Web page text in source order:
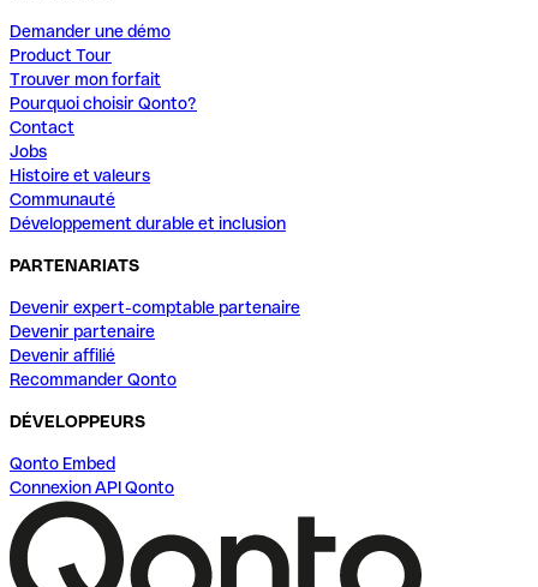
Demander une démo
Product Tour
Trouver mon forfait
Pourquoi choisir Qonto?
Contact
Jobs
Histoire et valeurs
Communauté
Développement durable et inclusion
PARTENARIATS
Devenir expert-comptable partenaire
Devenir partenaire
Devenir affilié
Recommander Qonto
DÉVELOPPEURS
Qonto Embed
Connexion API Qonto